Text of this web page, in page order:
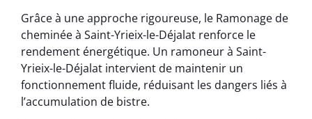
Grâce à une approche rigoureuse, le Ramonage de
cheminée à Saint-Yrieix-le-Déjalat renforce le
rendement énergétique. Un ramoneur à Saint-
Yrieix-le-Déjalat intervient de maintenir un
fonctionnement fluide, réduisant les dangers liés à
l’accumulation de bistre.